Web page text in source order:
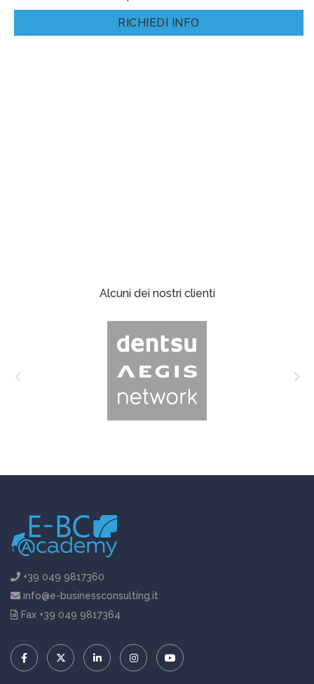
RICHIEDI INFO
Alcuni dei nostri clienti
+39 049 9817360
info@e-businessconsulting.it
Fax +39 049 9817364